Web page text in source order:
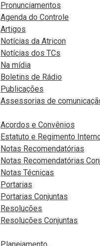
Pronunciamentos
Agenda do Controle
Artigos
Notícias da Atricon
Notícias dos TCs
Na mídia
Boletins de Rádio
Publicações
Assessorias de
Acordos e Convênios
Estatuto e Regimento
Notas Recomendatórias
Notas Recomendatórias
Notas Técnicas
Portarias
Portarias Conjuntas
Resoluções
Resoluções Conjuntas